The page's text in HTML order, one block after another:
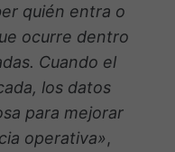
quién entra o
ocurre dentro
Cuando el
los datos
para mejorar
operativa»,